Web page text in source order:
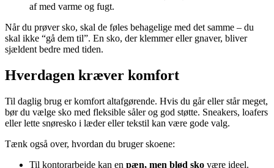
af med varme og fugt.
Når du prøver sko, skal de føles behagelige med det samme – du
skal ikke “gå dem til”. En sko, der klemmer eller gnaver, bliver
sjældent bedre med tiden.
Hverdagen kræver komfort
Til daglig brug er komfort altafgørende. Hvis du går eller står meget,
bør du vælge sko med fleksible såler og god støtte. Sneakers, loafers
eller lette snøresko i læder eller tekstil kan være gode valg.
Tænk også over, hvordan du bruger skoene:
Til kontorarbejde kan en pæn, men blød sko være ideel.